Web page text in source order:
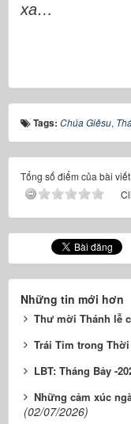
xa…
Tags: Chúa Giêsu,
Tổng số điểm của bài
Những tin mới hơn
Thư mời Thánh lễ
Trái Tim trong
LBT: Tháng Bảy -
Những cảm xúc
(02/07/2026)